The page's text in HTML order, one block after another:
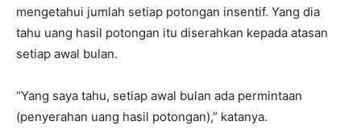
mengetahui jumlah setiap potongan insentif. Yang dia
tahu uang hasil potongan itu diserahkan kepada atasan
setiap awal bulan.
“Yang saya tahu, setiap awal bulan ada permintaan
(penyerahan uang hasil potongan),” katanya.